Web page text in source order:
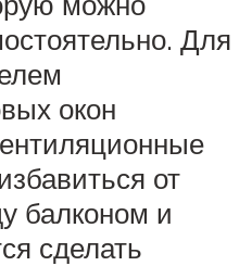
Для
окон
от
балконом и
сделать